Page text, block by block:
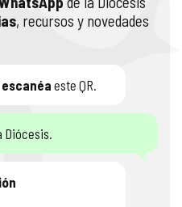
, recursos y novedades
escanéa este QR.
Diócesis.